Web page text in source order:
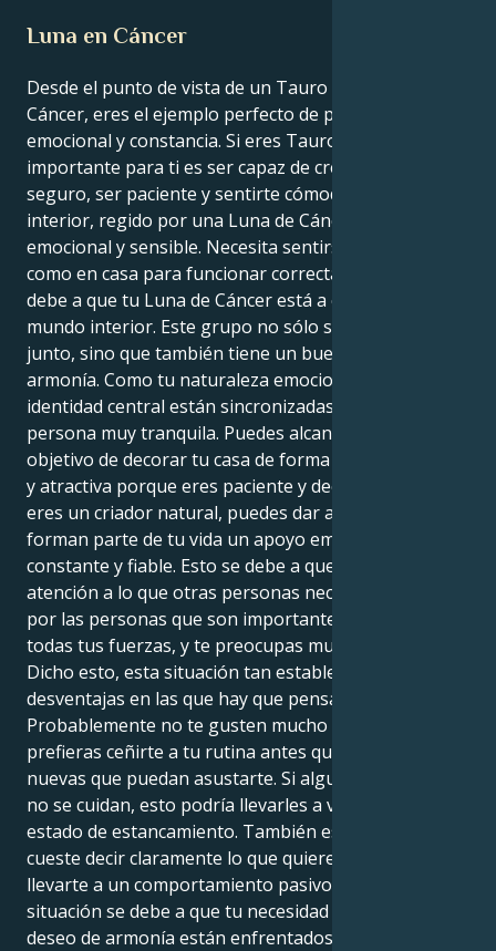
Luna en Cáncer
Desde el punto de vista de un Tauro con la Luna en
Cáncer, eres el ejemplo perfecto de profundidad
emocional y constancia. Si eres Tauro, lo más
importante para ti es ser capaz de crear un espacio
seguro, ser paciente y sentirte cómodo. Tu mundo
interior, regido por una Luna de Cáncer, es muy
emocional y sensible. Necesita sentirse seguro y
como en casa para funcionar correctamente. Esto se
debe a que tu Luna de Cáncer está a cargo de tu
mundo interior. Este grupo no sólo suena muy bien
junto, sino que también tiene un buen sentido de la
armonía. Como tu naturaleza emocional y tu
identidad central están sincronizadas, eres una
persona muy tranquila. Puedes alcanzar tu gran
objetivo de decorar tu casa de forma segura, cómoda
y atractiva porque eres paciente y decidida. Como
eres un criador natural, puedes dar a todos los que
forman parte de tu vida un apoyo emocional
constante y fiable. Esto se debe a que puedes prestar
atención a lo que otras personas necesitan. Lucharás
por las personas que son importantes para ti con
todas tus fuerzas, y te preocupas mucho por ellas.
Dicho esto, esta situación tan estable tiene algunas
desventajas en las que hay que pensar.
Probablemente no te gusten mucho los cambios y
prefieras ceñirte a tu rutina antes que probar cosas
nuevas que puedan asustarte. Si algunas personas
no se cuidan, esto podría llevarles a veces a un
estado de estancamiento. También es posible que te
cueste decir claramente lo que quieres, lo que podría
llevarte a un comportamiento pasivo-agresivo. Esta
situación se debe a que tu necesidad de control y tu
deseo de armonía están enfrentados.